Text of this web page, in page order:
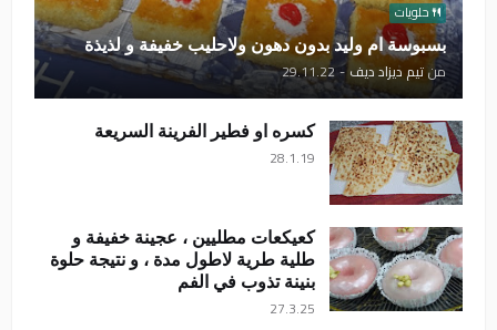
حلويات
بسبوسة ام وليد بدون دهون ولاحليب خفيفة و لذيذة
منتيم ديزاد ديف -
29.11.22
كسره او فطير الفرينة السريعة
28.1.19
كعيكعات مطليين ، عجينة خفيفة و
طلية طرية لاطول مدة ، و نتيجة حلوة
بنينة تذوب في الفم
27.3.25